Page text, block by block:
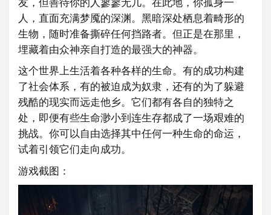
友，但善待你的人寥寥无几。在此地，你孤身一
人，直面充满梦魇的深渊。黑暗深处栖息着畸形的
生物，随时准备撕碎任何挡路者。但正是在那里，
埋藏着由众神亲自打造的最强大的神器。
这个世界上生活着各种各样的生命。有的成功构建
了社会体系，有的被迫成为奴隶，还有的为了躲避
残酷的现实而远走他乡。它们都有各自的独特之
处，即便有些生命渺小到连生存都成了一场艰难的
挑战。你可以自由选择其中任何一种生命的命运，
试着引领它们走向成功。
游戏截图：